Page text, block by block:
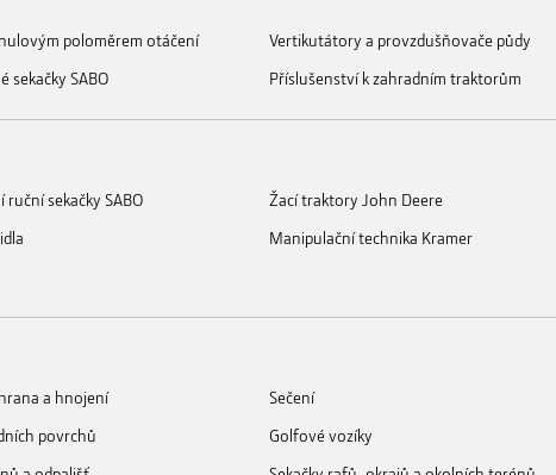
poloměrem otáčení Vertikutátory a provzdušňovače půdy
sekačky SABO Příslušenství k zahradním traktorům
sekačky SABO Žací traktory John Deere
Manipulační technika Kramer
a hnojení Sečení
povrchů Golfové vozíky